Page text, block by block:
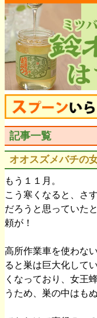
記事一覧
オオスズメバチの
もう１１月。
こう寒くなると、さ
だろうと思っていた
頼が！
高所作業車を使わな
ると巣は巨大化して
くなっており、女王
うため、巣の中はも